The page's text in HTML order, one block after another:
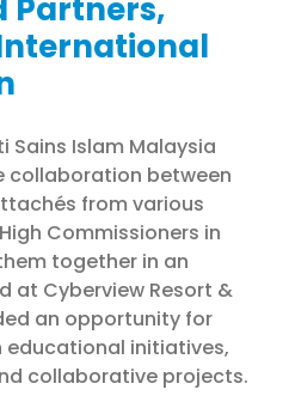
Partners,
Sains Islam Malaysia
collaboration between
from various
Commissioners in
together in an
at Cyberview Resort &
an opportunity for
educational initiatives,
collaborative projects.